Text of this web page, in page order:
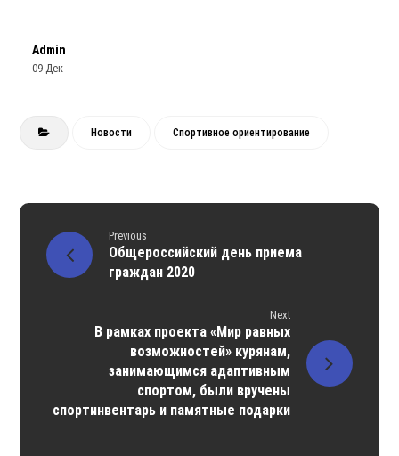
Admin
09 Дек
Новости Спортивное ориентирование
Previous
Общероссийский день приема
граждан 2020
Next
В рамках проекта «Мир равных
возможностей» курянам,
занимающимся адаптивным
спортом, были вручены
спортинвентарь и памятные подарки